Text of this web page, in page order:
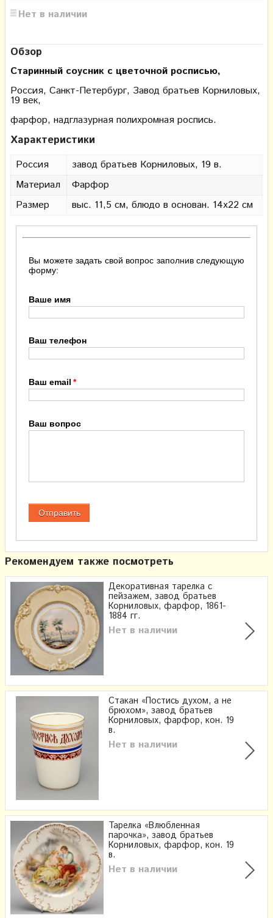
Нет в наличии
Обзор
Старинный соусник с цветочной росписью,
Россия, Санкт-Петербург, Завод братьев Корниловых,
19 век,
фарфор, надглазурная полихромная роспись.
Характеристики
Россия
завод братьев Корниловых, 19 в.
Материал
Фарфор
Размер
выс. 11,5 см, блюдо в основан. 14х22 см
Вы можете задать свой вопрос заполнив следующую
форму:
Ваше имя
Ваш телефон
Ваш email
Ваш вопрос
Рекомендуем также посмотреть
Декоративная тарелка с
пейзажем, завод братьев
Корниловых, фарфор, 1861-
1884 гг.
Нет в наличии
Стакан «Постись духом, а не
брюхом», завод братьев
Корниловых, фарфор, кон. 19
в.
Нет в наличии
Тарелка «Влюбленная
парочка», завод братьев
Корниловых, фарфор, кон. 19
в.
Нет в наличии